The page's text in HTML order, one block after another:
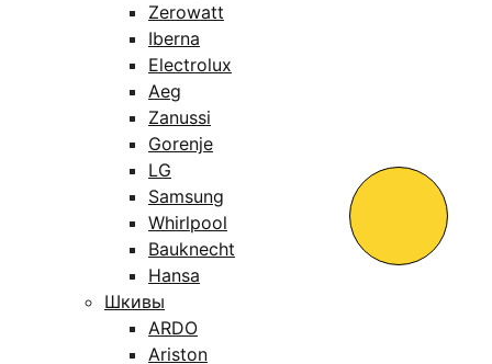
Zerowatt
Iberna
Electrolux
Aeg
Zanussi
Gorenje
LG
Samsung
Whirlpool
Bauknecht
Hansa
Шкивы
ARDO
Ariston